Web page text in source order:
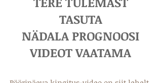
TASUTA
NÄDALA PROGNOOSI
VIDEOT VAATAMA